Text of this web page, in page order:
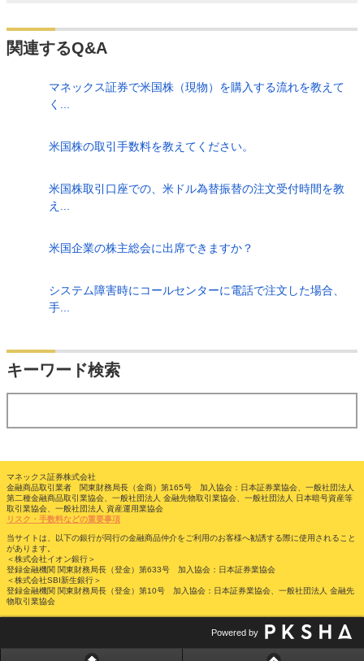
関連するQ&A
マネックス証券で米国株（現物）を購入する流れを教えて
く...
米国株の取引手数料を教えてください。
米国株取引口座での、米ドル為替振替の注文受付時間を教
え...
米国企業の株主総会に出席できますか？
システム障害時にコールセンターに電話で注文した場合、
手...
キーワード検索
マネックス証券株式会社
金融商品取引業者 関東財務局長（金商）第165号 加入協会：日本証券業協会、一般社団法人
第二種金融商品取引業協会、一般社団法人 金融先物取引業協会、一般社団法人 日本暗号資産等
取引業協会、一般社団法人 資産運用業協会
リスク・手数料などの重要事項
当サイトは、以下の銀行が同行の金融商品仲介をご利用のお客様へ勧誘する際に使用されること
があります。
＜株式会社イオン銀行＞
登録金融機関 関東財務局長（登金）第633号 加入協会：日本証券業協会
＜株式会社SBI新生銀行＞
登録金融機関 関東財務局長（登金）第10号 加入協会：日本証券業協会、一般社団法人 金融先
物取引業協会
Powered by